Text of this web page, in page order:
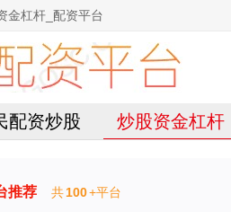
金杠杆_配资平台
配资炒股 炒股资金杠杆
推荐 共100+平台